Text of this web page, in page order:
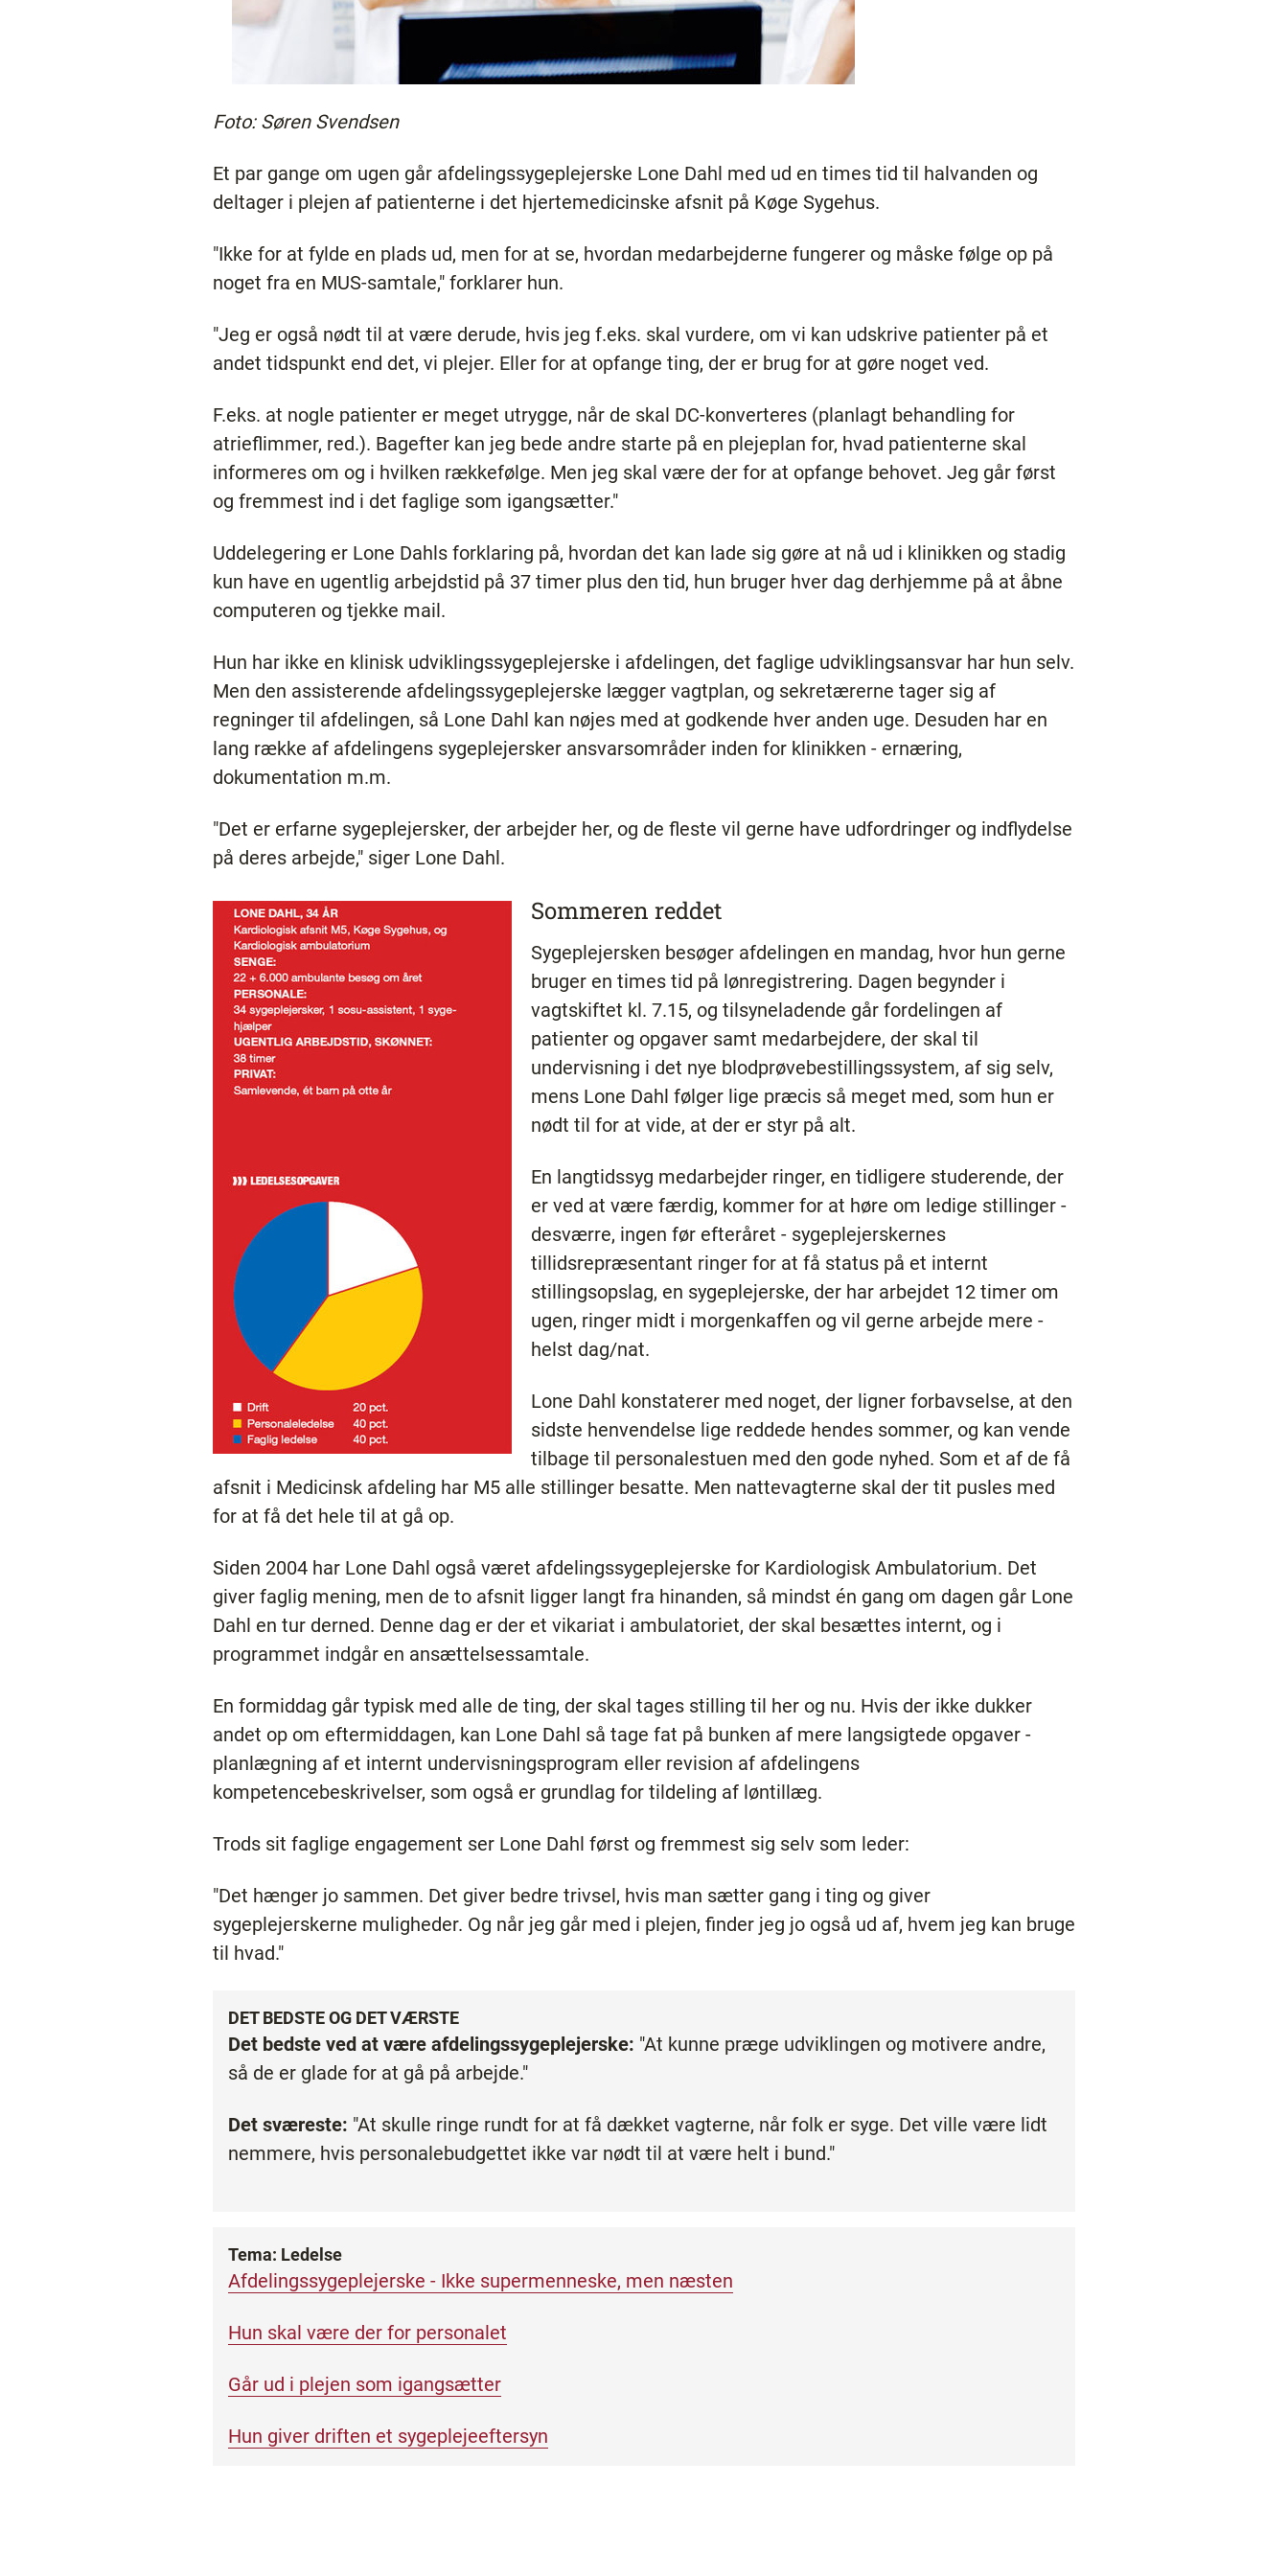
Foto: Søren Svendsen
Et par gange om ugen går afdelingssygeplejerske Lone Dahl med ud en times tid til halvanden og
deltager i plejen af patienterne i det hjertemedicinske afsnit på Køge Sygehus.
"Ikke for at fylde en plads ud, men for at se, hvordan medarbejderne fungerer og måske følge op på
noget fra en MUS-samtale," forklarer hun.
"Jeg er også nødt til at være derude, hvis jeg f.eks. skal vurdere, om vi kan udskrive patienter på et
andet tidspunkt end det, vi plejer. Eller for at opfange ting, der er brug for at gøre noget ved.
F.eks. at nogle patienter er meget utrygge, når de skal DC-konverteres (planlagt behandling for
atrieflimmer, red.). Bagefter kan jeg bede andre starte på en plejeplan for, hvad patienterne skal
informeres om og i hvilken rækkefølge. Men jeg skal være der for at opfange behovet. Jeg går først
og fremmest ind i det faglige som igangsætter."
Uddelegering er Lone Dahls forklaring på, hvordan det kan lade sig gøre at nå ud i klinikken og stadig
kun have en ugentlig arbejdstid på 37 timer plus den tid, hun bruger hver dag derhjemme på at åbne
computeren og tjekke mail.
Hun har ikke en klinisk udviklingssygeplejerske i afdelingen, det faglige udviklingsansvar har hun selv.
Men den assisterende afdelingssygeplejerske lægger vagtplan, og sekretærerne tager sig af
regninger til afdelingen, så Lone Dahl kan nøjes med at godkende hver anden uge. Desuden har en
lang række af afdelingens sygeplejersker ansvarsområder inden for klinikken - ernæring,
dokumentation m.m.
"Det er erfarne sygeplejersker, der arbejder her, og de fleste vil gerne have udfordringer og indflydelse
på deres arbejde," siger Lone Dahl.
Sommeren reddet
Sygeplejersken besøger afdelingen en mandag, hvor hun gerne
bruger en times tid på lønregistrering. Dagen begynder i
vagtskiftet kl. 7.15, og tilsyneladende går fordelingen af
patienter og opgaver samt medarbejdere, der skal til
undervisning i det nye blodprøvebestillingssystem, af sig selv,
mens Lone Dahl følger lige præcis så meget med, som hun er
nødt til for at vide, at der er styr på alt.
En langtidssyg medarbejder ringer, en tidligere studerende, der
er ved at være færdig, kommer for at høre om ledige stillinger -
desværre, ingen før efteråret - sygeplejerskernes
tillidsrepræsentant ringer for at få status på et internt
stillingsopslag, en sygeplejerske, der har arbejdet 12 timer om
ugen, ringer midt i morgenkaffen og vil gerne arbejde mere -
helst dag/nat.
Lone Dahl konstaterer med noget, der ligner forbavselse, at den
sidste henvendelse lige reddede hendes sommer, og kan vende
tilbage til personalestuen med den gode nyhed. Som et af de få
afsnit i Medicinsk afdeling har M5 alle stillinger besatte. Men nattevagterne skal der tit pusles med
for at få det hele til at gå op.
Siden 2004 har Lone Dahl også været afdelingssygeplejerske for Kardiologisk Ambulatorium. Det
giver faglig mening, men de to afsnit ligger langt fra hinanden, så mindst én gang om dagen går Lone
Dahl en tur derned. Denne dag er der et vikariat i ambulatoriet, der skal besættes internt, og i
programmet indgår en ansættelsessamtale.
En formiddag går typisk med alle de ting, der skal tages stilling til her og nu. Hvis der ikke dukker
andet op om eftermiddagen, kan Lone Dahl så tage fat på bunken af mere langsigtede opgaver -
planlægning af et internt undervisningsprogram eller revision af afdelingens
kompetencebeskrivelser, som også er grundlag for tildeling af løntillæg.
Trods sit faglige engagement ser Lone Dahl først og fremmest sig selv som leder:
"Det hænger jo sammen. Det giver bedre trivsel, hvis man sætter gang i ting og giver
sygeplejerskerne muligheder. Og når jeg går med i plejen, finder jeg jo også ud af, hvem jeg kan bruge
til hvad."
DET BEDSTE OG DET VÆRSTE
Det bedste ved at være afdelingssygeplejerske: "At kunne præge udviklingen og motivere andre,
så de er glade for at gå på arbejde."
Det sværeste: "At skulle ringe rundt for at få dækket vagterne, når folk er syge. Det ville være lidt
nemmere, hvis personalebudgettet ikke var nødt til at være helt i bund."
Tema: Ledelse
Afdelingssygeplejerske - Ikke supermenneske, men næsten
Hun skal være der for personalet
Går ud i plejen som igangsætter
Hun giver driften et sygeplejeeftersyn